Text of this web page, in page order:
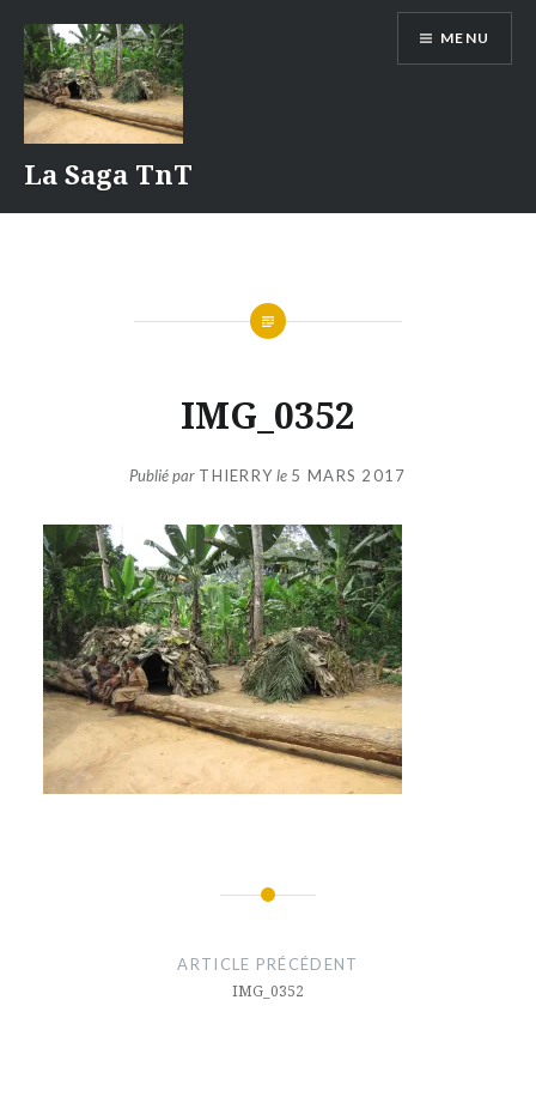
contenu
La Saga TnT
MENU
IMG_0352
Publié par THIERRYle 5 MARS 2017
ARTICLE PRÉCÉDENT
IMG_0352